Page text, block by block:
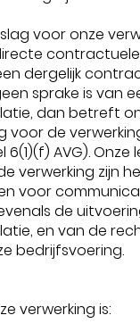
voor onze
contractuele
dergelijk
sprake is van
dan betreft
voor de
AVG). Onze
verwerking zijn
voor
de
en van de
bedrijfsvoering.
verwerking is: